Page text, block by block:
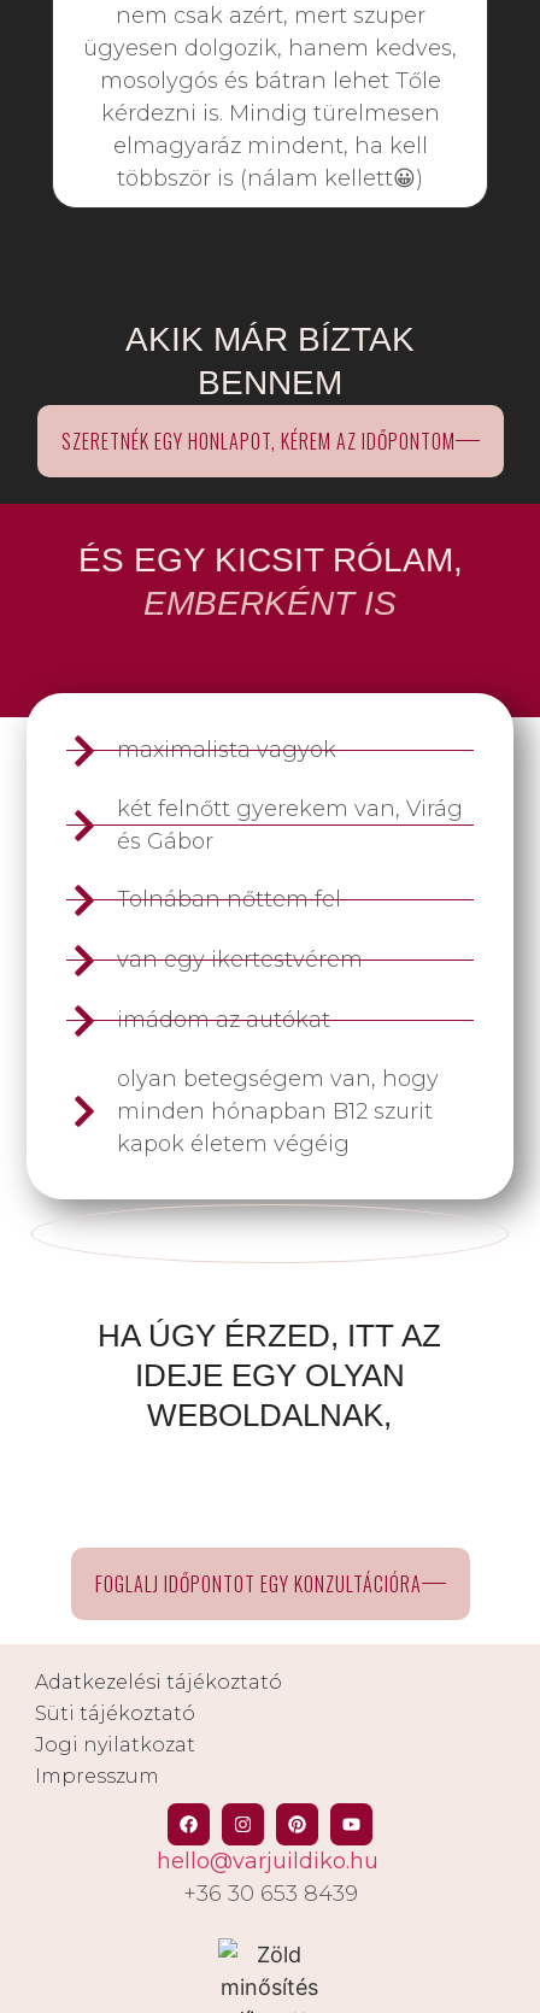
AKIK MÁR BÍZTAK
BENNEM
nem csak azért, mert szuper
ügyesen dolgozik, hanem kedves,
mosolygós és bátran lehet Tőle
kérdezni is. Mindig türelmesen
elmagyaráz mindent, ha kell
többször is (nálam kellett😀)
SZERETNÉK EGY HONLAPOT, KÉREM AZ IDŐPONTOM
ÉS EGY KICSIT RÓLAM,
EMBERKÉNT IS
maximalista vagyok
két felnőtt gyerekem van, Virág
és Gábor
Tolnában nőttem fel
van egy ikertestvérem
imádom az autókat
olyan betegségem van, hogy
minden hónapban B12 szurit
kapok életem végéig
HA ÚGY ÉRZED, ITT AZ
IDEJE EGY OLYAN
WEBOLDALNAK,
FOGLALJ IDŐPONTOT EGY KONZULTÁCIÓRA
Adatkezelési tájékoztató
Süti tájékoztató
Jogi nyilatkozat
Impresszum
hello@varjuildiko.hu
+36 30 653 8439